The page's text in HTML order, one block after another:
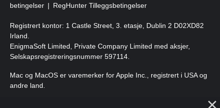
betingelser
RegHunter Tilleggsbetingelser
Registrert kontor: 1 Castle Street, 3. etasje, Dublin 2 D02XD82
Irland.
EnigmaSoft Limited, Private Company Limited med aksjer,
Selskapsregistreringsnummer 597114.
Mac og MacOS er varemerker for Apple Inc., registrert i USA og
andre land.